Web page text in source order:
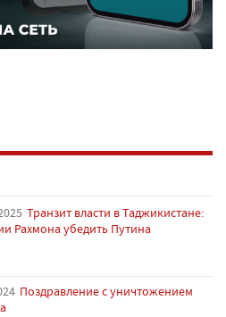
Транзит власти в Таджикистане:
Рахмона убедить Путина
Поздравление с уничтожением